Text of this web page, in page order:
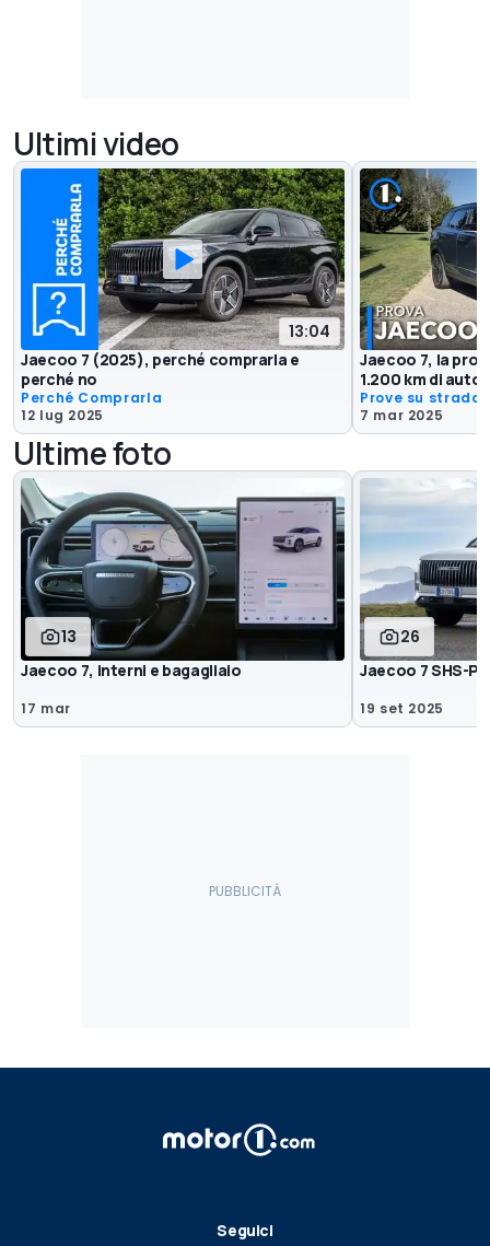
Ultimi video
13:04
Jaecoo 7 (2025), perché comprarla e
perché no
Perché Comprarla
12 lug 2025
Jaecoo 7, la
1.200 km di
Prove su strada
7 mar 2025
Ultime foto
13
Jaecoo 7, interni e bagagliaio
17 mar
26
Jaecoo 7 SHS-P
19 set 2025
Seguici